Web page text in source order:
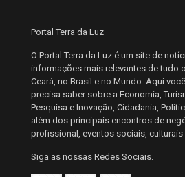
Portal Terra da Luz
O Portal Terra da Luz é um site de
informações mais relevantes de tudo
Ceará, no Brasil e no Mundo. Aqui
precisa saber sobre a Economia,
Pesquisa e Inovação, Cidadania,
além dos principais encontros de
profissional, eventos sociais,
Siga as nossas Redes Sociais.